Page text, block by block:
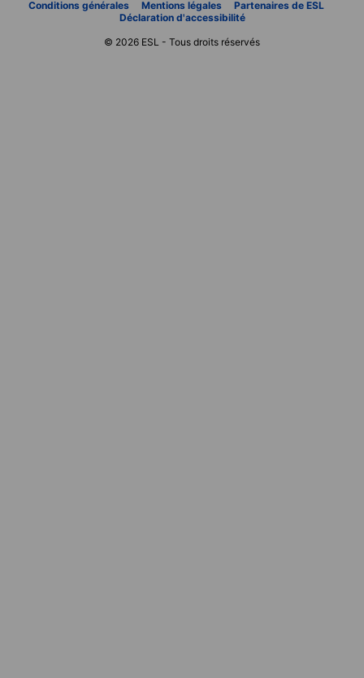
Conditions générales
Mentions légales
Partenaires de ESL
Déclaration d'accessibilité
© 2026 ESL - Tous droits réservés